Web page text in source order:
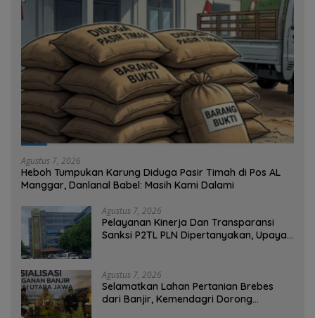
Agustus 7, 2026
Heboh Tumpukan Karung Diduga Pasir Timah di Pos AL
Manggar, Danlanal Babel: Masih Kami Dalami
Agustus 7, 2026
Pelayanan Kinerja Dan Transparansi
Sanksi P2TL PLN Dipertanyakan, Upaya
Agustus 7, 2026
Selamatkan Lahan Pertanian Brebes
dari Banjir, Kemendagri Dorong